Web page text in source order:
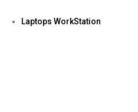
Laptops WorkStation